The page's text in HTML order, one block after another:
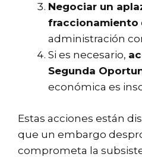
Negociar un
fraccionamiento
administración
Si es necesario,
Segunda
económica es
Estas acciones están
que un embargo
comprometa la